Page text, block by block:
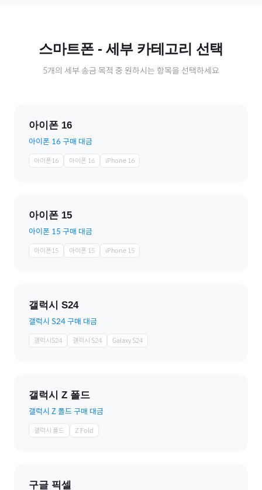
스마트폰- 세부 카테고리 선택
5개의 세부 송금 목적 중 원하시는 항목을 선택하세요
아이폰 16
아이폰 16 구매 대금
아이폰16 아이폰 16 iPhone 16
아이폰 15
아이폰 15 구매 대금
아이폰15 아이폰 15 iPhone 15
갤럭시 S24
갤럭시 S24 구매 대금
갤럭시S24 갤럭시 S24 Galaxy S24
갤럭시 Z 폴드
갤럭시 Z 폴드 구매 대금
갤럭시 폴드 Z Fold
구글 픽셀